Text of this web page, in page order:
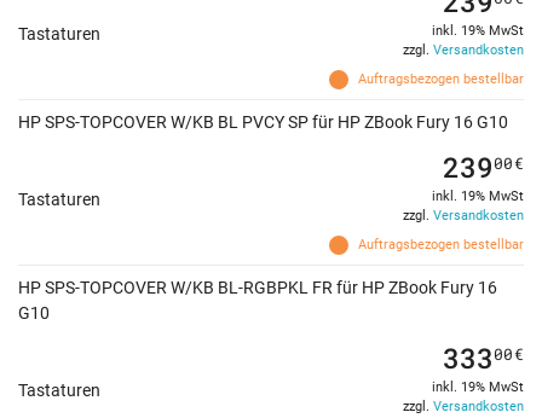
Tastaturen
Auftragsbezogen bestellbar
inkl. 19% MwSt
zzgl. Versandkosten
HP SPS-TOPCOVER W/KB BL PVCY SP für HP ZBook Fury 16 G10
Tastaturen
Auftragsbezogen bestellbar
23900€
inkl. 19% MwSt
zzgl. Versandkosten
HP SPS-TOPCOVER W/KB BL-RGBPKL FR für HP ZBook Fury 16
G10
Tastaturen
33300€
inkl. 19% MwSt
zzgl. Versandkosten